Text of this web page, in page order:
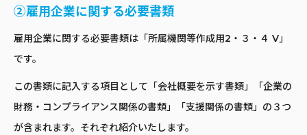
②雇用企業に関する必要書類
雇用企業に関する必要書類は「所属機関等作成用2・３・４ V」
です。
この書類に記入する項目として「会社概要を示す書類」「企業の
財務・コンプライアンス関係の書類」「支援関係の書類」の３つ
が含まれます。それぞれ紹介いたします。